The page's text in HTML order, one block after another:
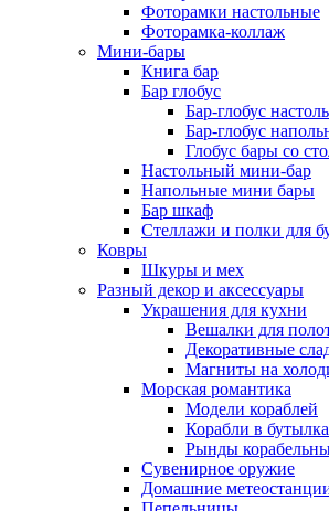
Фоторамки настольные
Фоторамка-коллаж
Мини-бары
Книга бар
Бар глобус
Бар-глобус
Бар-глобус
Глобус бары со
Настольный мини-бар
Напольные мини бары
Бар шкаф
Стеллажи и полки для
Ковры
Шкуры и мех
Разный декор и аксессуары
Украшения для кухни
Вешалки для
Декоративные
Магниты на
Морская романтика
Модели кораблей
Корабли в
Рынды
Сувенирное оружие
Домашние